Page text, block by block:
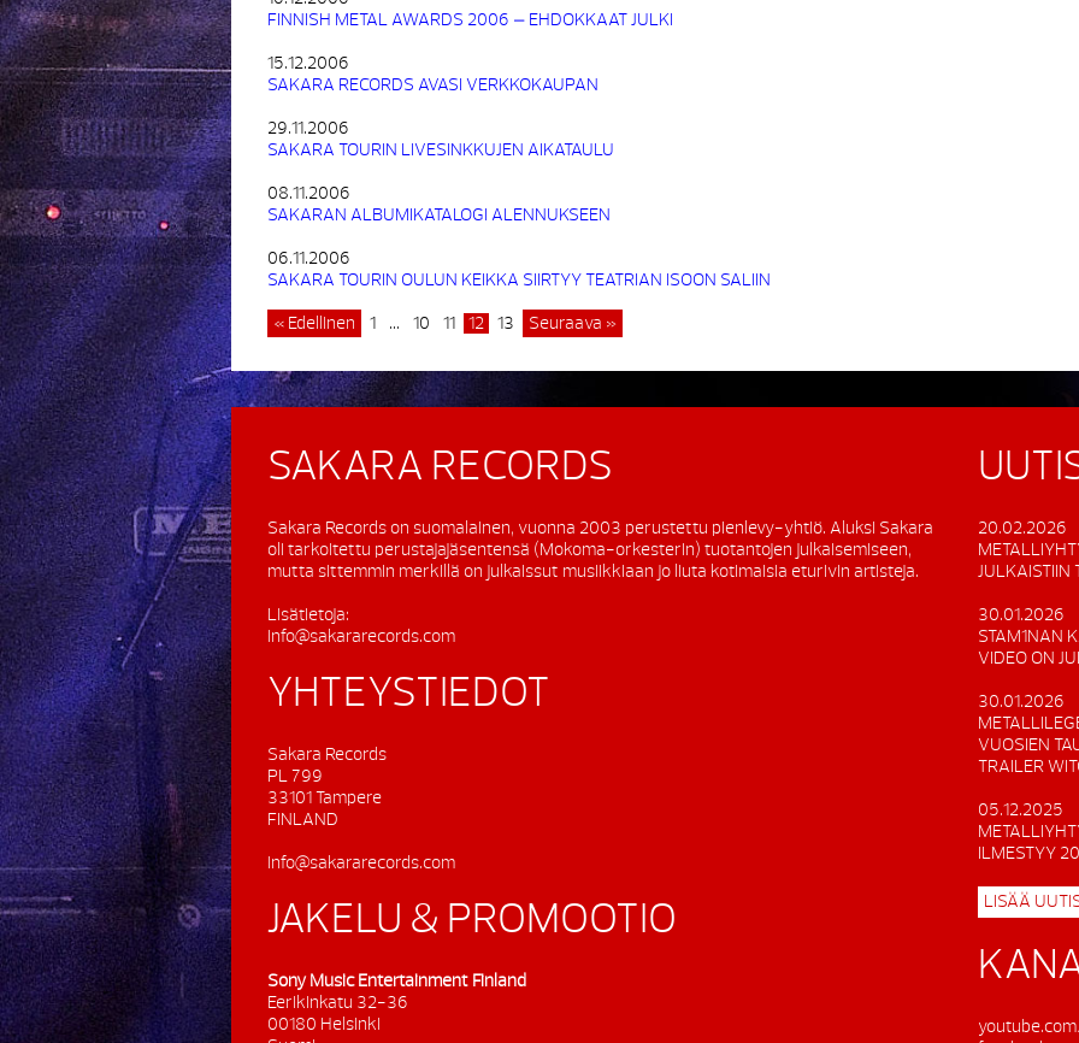
FINNISH METAL AWARDS 2006 – EHDOKKAAT JULKI
15.12.2006
SAKARA RECORDS AVASI VERKKOKAUPAN
29.11.2006
SAKARA TOURIN LIVESINKKUJEN AIKATAULU
08.11.2006
SAKARAN ALBUMIKATALOGI ALENNUKSEEN
06.11.2006
SAKARA TOURIN OULUN KEIKKA SIIRTYY TEATRIAN ISOON SALIIN
« Edellinen 1 … 10 11 12 13 Seuraava »
SAKARA RECORDS
Sakara Records on suomalainen, vuonna 2003 perustettu pienlevy-yhtiö. Aluksi Sakara
oli tarkoitettu perustajajäsentensä (Mokoma-orkesterin) tuotantojen julkaisemiseen,
mutta sittemmin merkillä on julkaissut musiikkiaan jo liuta kotimaisia eturivin artisteja.
Lisätietoja:
info@sakararecords.com
YHTEYSTIEDOT
Sakara Records
PL 799
33101 Tampere
FINLAND
info@sakararecords.com
JAKELU & PROMOOTIO
Sony Music Entertainment Finland
Eerikinkatu 32-36
00180 Helsinki
20.02.2026
JULKAISTIIN
30.01.2026
STAM1NAN
VIDEO ON
30.01.2026
VUOSIEN
TRAILER
05.12.2025
ILMESTYY
LISÄÄ